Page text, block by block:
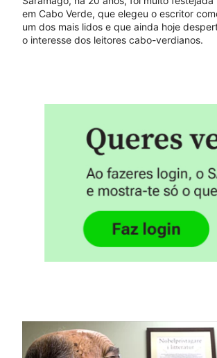
em Cabo Verde, que elegeu o escritor
um dos mais lidos e que ainda hoje
o interesse dos leitores cabo-verdianos.